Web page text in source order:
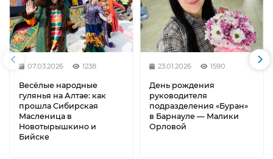
07.03.2026 1238
Весёлые народные
гулянья на Алтае: как
прошла Сибирская
Масленица в
Новотырышкино и
Бийске
23.01.2026 1590
День рождения
руководителя
подразделения «Буран»
в Барнауле — Малики
Орловой